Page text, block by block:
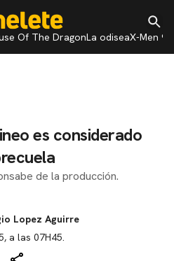
Of The DragonLa odiseaX-Men 97
es considerado
de la producción.
Lopez Aguirre
a las 07H45.